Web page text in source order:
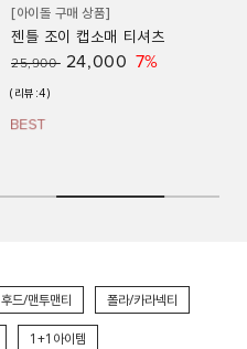
빈티지 피그먼트 민소매 티셔츠
26,500 24,000 9%
(리뷰:5)
후드/맨투맨티 폴라/카라넥티
1+1아이템